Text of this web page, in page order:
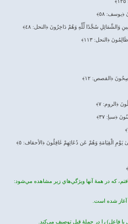
٥٨﴾
وَالشَّمَائِلِ سُجَّدًا لِّلَّهِ وَهُمْ دَاخِرُونَ ﴿النحل: ٤٨﴾
﴿النحل: ١١٣﴾
﴿القصص: ١٢﴾
﴿الروم: ٧﴾
﴿سبإ: ٣٧﴾
الْقِيَامَةِ وَهُمْ عَن دُعَائِهِمْ غَافِلُونَ ﴿الأحقاف: ٥﴾